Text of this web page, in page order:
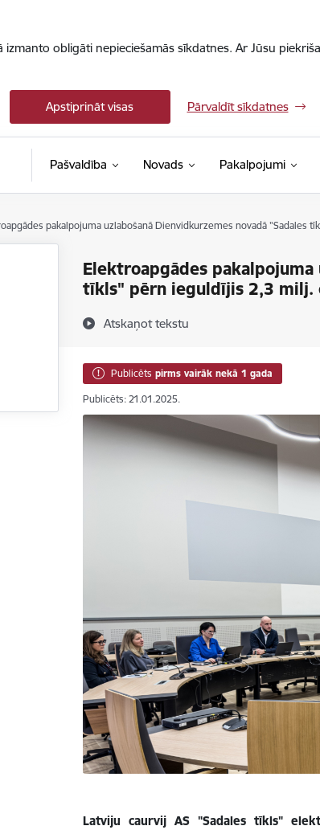
obligāti nepieciešamās sīkdatnes. Ar Jūsu
Apstiprināt visas Pārvaldīt sīkdatnes
Pašvaldība Novads Pakalpojumi
pakalpojuma uzlabošanā Dienvidkurzemes novadā "Sadales
Elektroapgādes pakalpojuma
tīkls" pērn ieguldījis 2,3 milj.
Atskaņot tekstu
Publicēts pirms vairāk nekā 1 gada
Publicēts: 21.01.2025.
Latviju caurvij AS "Sadales tīkls"